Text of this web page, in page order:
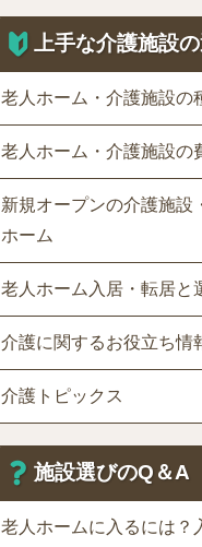
上手な介護施設
老人ホーム・介護施設の
老人ホーム・介護施設の
新規オープンの介護施設
ホーム
老人ホーム入居・転居と
介護に関するお役立ち情
介護トピックス
施設選びのQ＆A
老人ホームに入るには？